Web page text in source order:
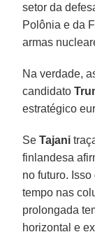
setor da
Polônia e da
armas
Na verdade,
candidato
estratégico
SeTajani
finlandesa
no futuro.
tempo nas
prolongada
horizontal e